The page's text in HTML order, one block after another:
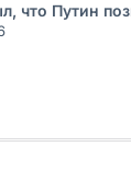
что Путин